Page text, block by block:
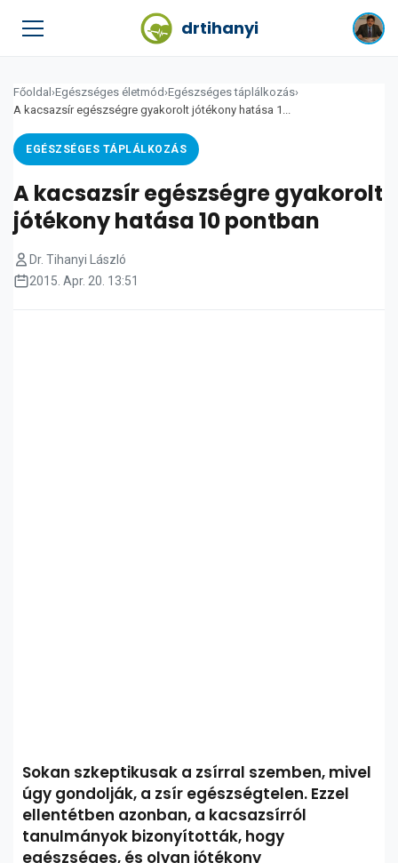
drtihanyi
Főoldal ›Egészséges életmód ›Egészséges táplálkozás›
A kacsazsír egészségre gyakorolt jótékony hatása 1...
EGÉSZSÉGES TÁPLÁLKOZÁS
A kacsazsír egészségre gyakorolt
jótékony hatása 10 pontban
Dr. Tihanyi László
2015. Apr. 20. 13:51
Sokan szkeptikusak a zsírral szemben, mivel
úgy gondolják, a zsír egészségtelen. Ezzel
ellentétben azonban, a kacsazsírról
tanulmányok bizonyították, hogy
egészséges, és olyan jótékony